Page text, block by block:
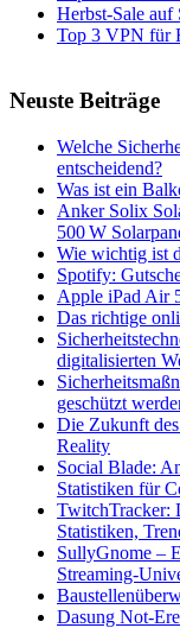
Herbst-Sale auf
Top 3 VPN für
Neuste Beiträge
Welche
entscheidend?
Was ist ein
Anker Solix
500 W
Wie wichtig ist
Spotify:
Apple iPad Air
Das richtige
digitalisierten
geschützt
Die Zukunft
Reality
Social Blade:
Statistiken für
TwitchTracker:
Statistiken,
SullyGnome –
Streaming-
Dasung Not-